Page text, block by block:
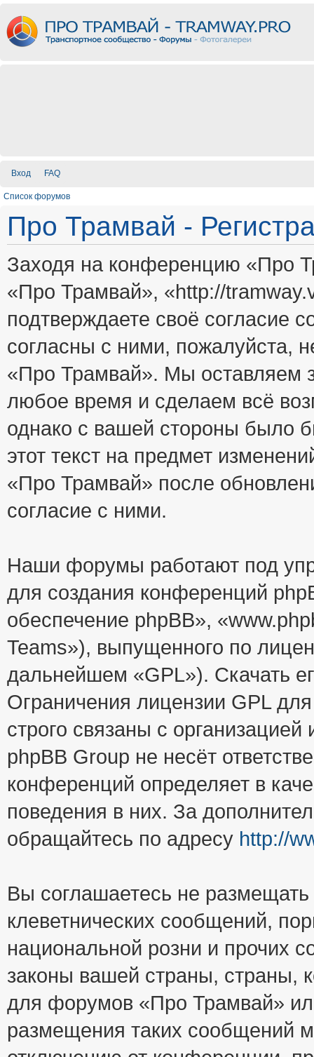
Вход FAQ
Список форумов
Про Трамвай -
Заходя на конференцию «Про
«Про Трамвай», «http://
подтверждаете своё
согласны с ними, пожалуйста,
«Про Трамвай». Мы оставляем
любое время и сделаем всё
однако с вашей стороны было
этот текст на предмет
«Про Трамвай» после
согласие с ними.
Наши форумы работают под
для создания конференций
обеспечение phpBB»,
Teams»), выпущенного по
дальнейшем «GPL»). Скачать
Ограничения лицензии GPL
строго связаны с
phpBB Group не несёт
конференций определяет в
поведения в них. За
обращайтесь по адресу http://
Вы соглашаетесь не
клеветнических сообщений,
национальной розни и прочих
законы вашей страны, страны,
для форумов «Про Трамвай»
размещения таких сообщений